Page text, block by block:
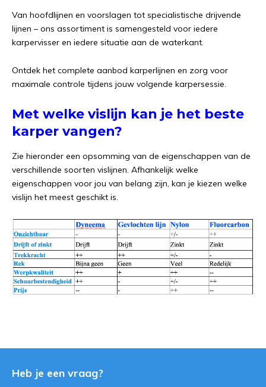
Van hoofdlijnen en voorslagen tot specialistische drijvende
lijnen – ons assortiment is samengesteld voor iedere
karpervisser en iedere situatie aan de waterkant.
Ontdek het complete aanbod karperlijnen en zorg voor
maximale controle tijdens jouw volgende karpersessie.
Met welke vislijn kan je het beste
karper vangen?
Zie hieronder een opsomming van de eigenschappen van de
verschillende soorten vislijnen. Afhankelijk welke
eigenschappen voor jou van belang zijn, kan je kiezen welke
vislijn het meest geschikt is.
Heb je een vraag?